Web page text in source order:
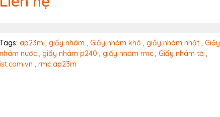
Tags: ap23m , giấy nhám , Giấy nhám khô , giấy nhám nhật , Giấy
nhám nước , giấy nhám p240 , giấy nhám rmc , Giấy nhám tờ ,
ist.com.vn , rmc ap23m